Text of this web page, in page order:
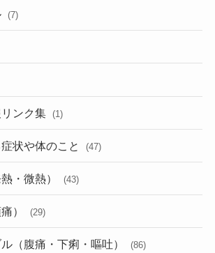
(7)
ンク集 (1)
状や体のこと (47)
・微熱） (43)
） (29)
（腹痛・下痢・嘔吐） (86)